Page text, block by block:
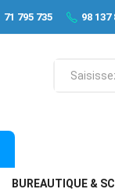
71 795 735 98 137
BUREAUTIQUE &